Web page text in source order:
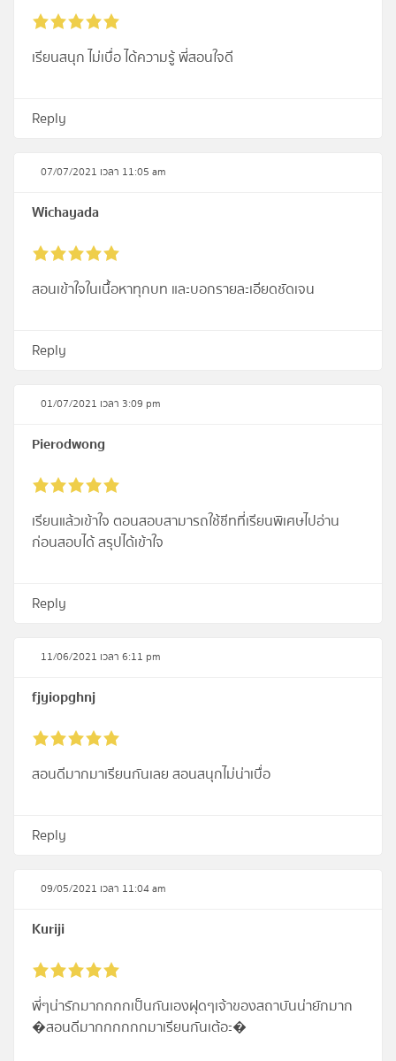
เรียนสนุก ไม่เบื่อ ได้ความรู้ พี่สอนใจดี
Reply
07/07/2021 เวลา 11:05 am
Wichayada
สอนเข้าใจในเนื้อหาทุกบท และบอกรายละเอียดชัดเจน
Reply
01/07/2021 เวลา 3:09 pm
Pierodwong
เรียนแล้วเข้าใจ ตอนสอบสามารถใช้ชีทที่เรียนพิเศษไปอ่าน
ก่อนสอบได้ สรุปได้เข้าใจ
Reply
11/06/2021 เวลา 6:11 pm
fjyiopghnj
สอนดีมากมาเรียนกันเลย สอนสนุกไม่น่าเบื่อ
Reply
09/05/2021 เวลา 11:04 am
Kuriji
พี่ๆน่ารักมากกกกเป็นกันเองฝุดๆเจ้าของสถาบันน่ายักมาก
�สอนดีมากกกกกกมาเรียนกันเต้อะ�